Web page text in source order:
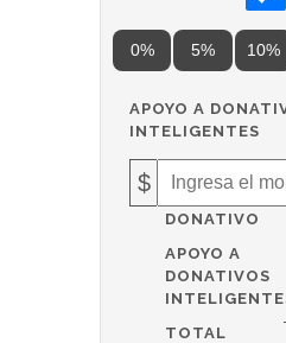
0% 5% 10%
APOYO A
INTELIGENTES
$
DONATIVO
APOYO A
DONATIVOS
TOTAL